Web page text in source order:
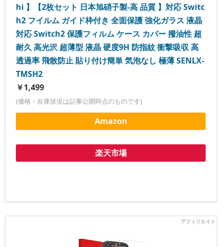
hi 】【2枚セット 日本旭硝子製-高 品質 】対応 Switc
h2 フイルム ガイド枠付き 全面保護 強化ガラス 液晶
対応 Switch2 保護フィルム ケース カバー 撥油性 超
耐久 高光沢 超薄型 液晶 硬度9H 防指紋 衝撃吸収 高
透過率 飛散防止 貼り付け簡単 気泡なし 極薄 SENLX-
TMSH2
￥1,499
(価格・在庫状況は記事公開時点のものです)
Amazon
楽天市場